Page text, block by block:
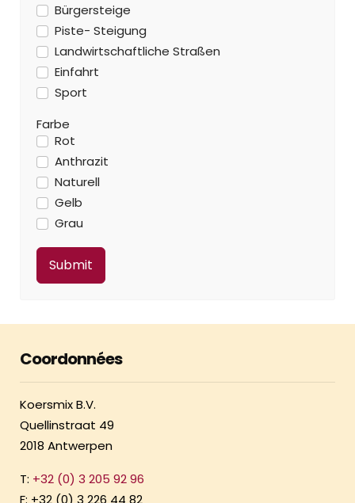
Bürgersteige
Piste- Steigung
Landwirtschaftliche Straßen
Einfahrt
Sport
Farbe
Rot
Anthrazit
Naturell
Gelb
Grau
Coordonnées
Koersmix B.V.
Quellinstraat 49
2018 Antwerpen
T: +32 (0) 3 205 92 96
F: +32 (0) 3 226 44 82